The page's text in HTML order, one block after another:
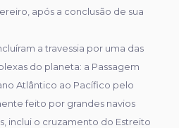
após a conclusão de sua
a travessia por uma das
do planeta: a Passagem
Atlântico ao Pacífico pelo
feito por grandes navios
inclui o cruzamento do Estreito